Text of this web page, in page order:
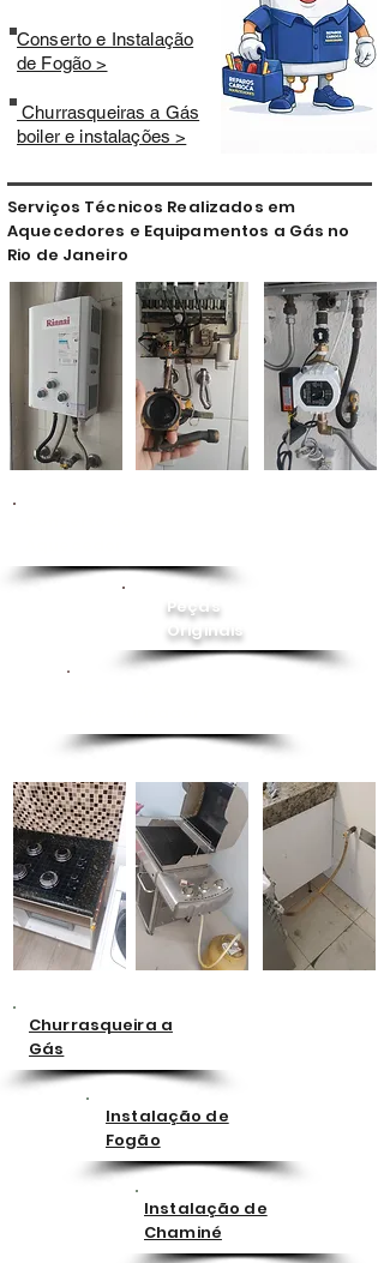
Conserto e Instalação
de Fogão >
Churrasqueiras a Gás
boiler e instalações >
Serviços Técnicos Realizados em
Aquecedores e Equipamentos a Gás no
Rio de Janeiro
Peças
Originais
Churrasqueira a
Gás
Instalação de
Fogão
Instalação de
Chaminé